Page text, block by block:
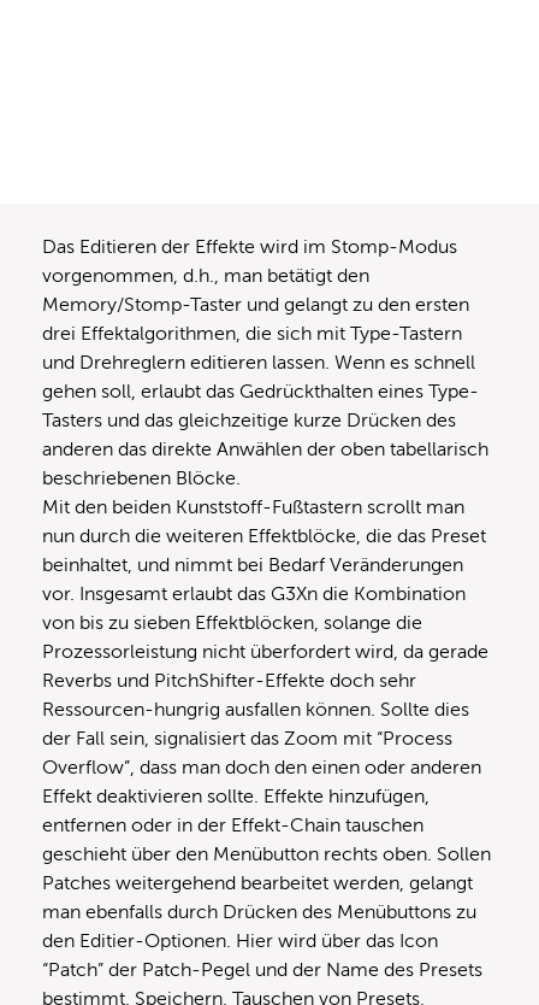
Das Editieren der Effekte wird im Stomp-Modus
vorgenommen, d.h., man betätigt den
Memory/Stomp-Taster und gelangt zu den ersten
drei Effektalgorithmen, die sich mit Type-Tastern
und Drehreglern editieren lassen. Wenn es schnell
gehen soll, erlaubt das Gedrückthalten eines Type-
Tasters und das gleichzeitige kurze Drücken des
anderen das direkte Anwählen der oben tabellarisch
beschriebenen Blöcke.
Mit den beiden Kunststoff-Fußtastern scrollt man
nun durch die weiteren Effektblöcke, die das Preset
beinhaltet, und nimmt bei Bedarf Veränderungen
vor. Insgesamt erlaubt das G3Xn die Kombination
von bis zu sieben Effektblöcken, solange die
Prozessorleistung nicht überfordert wird, da gerade
Reverbs und PitchShifter-Effekte doch sehr
Ressourcen-hungrig ausfallen können. Sollte dies
der Fall sein, signalisiert das Zoom mit “Process
Overflow”, dass man doch den einen oder anderen
Effekt deaktivieren sollte. Effekte hinzufügen,
entfernen oder in der Effekt-Chain tauschen
geschieht über den Menübutton rechts oben. Sollen
Patches weitergehend bearbeitet werden, gelangt
man ebenfalls durch Drücken des Menübuttons zu
den Editier-Optionen. Hier wird über das Icon
“Patch” der Patch-Pegel und der Name des Presets
bestimmt. Speichern, Tauschen von Presets,